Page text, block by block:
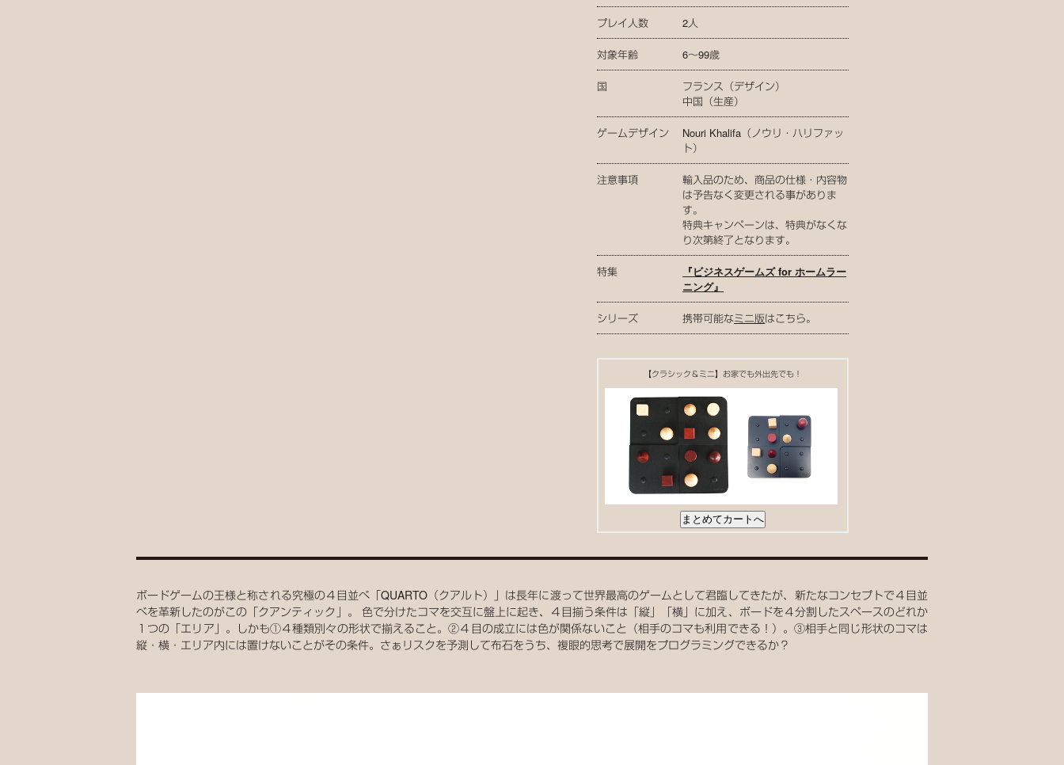
プレイ人数 2人
対象年齢 6〜99歳
国
フランス（デザイン）
中国（生産）
ゲームデザイン
Nouri Khalifa（ノウリ・ハリファッ
ト）
注意事項
輸入品のため、商品の仕様・内容物
は予告なく変更される事がありま
す。
特典キャンペーンは、特典がなくな
り次第終了となります。
特集
『ビジネスゲームズ for ホームラー
ニング』
シリーズ 携帯可能なミニ版はこちら。
【クラシック＆ミニ】お家でも外出先でも！
ボードゲームの王様と称される究極の４目並べ「QUARTO（クアルト）」は長年に渡って世界最高のゲームとして君臨してきたが、新たなコンセプトで４目並
べを革新したのがこの「クアンティック」。 色で分けたコマを交互に盤上に起き、４目揃う条件は「縦」「横」に加え、ボードを４分割したスペースのどれか
１つの「エリア」。しかも①４種類別々の形状で揃えること。②４目の成立には色が関係ないこと（相手のコマも利用できる！）。③相手と同じ形状のコマは
縦・横・エリア内には置けないことがその条件。さぁリスクを予測して布石をうち、複眼的思考で展開をプログラミングできるか？